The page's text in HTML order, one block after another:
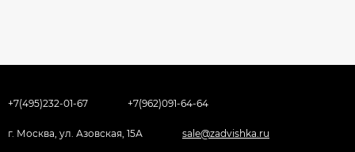
+7(495)232-01-67 +7(962)091-64-64
г. Москва, ул. Азовская, 15А sale@zadvishka.ru